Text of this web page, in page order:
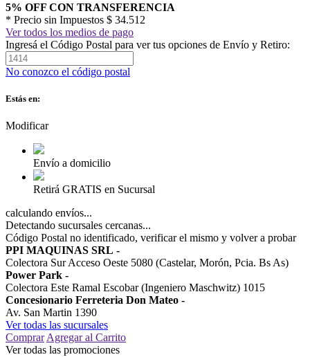
5% OFF CON TRANSFERENCIA
* Precio sin Impuestos $ 34.512
Ver todos los medios de pago
Ingresá el Código Postal para ver tus opciones de Envío y Retiro:
No conozco el código postal
Estás en:
Modificar
Envío a domicilio
Retirá GRATIS en Sucursal
calculando envíos...
Detectando sucursales cercanas...
Código Postal no identificado, verificar el mismo y volver a probar
PPI MAQUINAS SRL -
Colectora Sur Acceso Oeste 5080 (Castelar, Morón, Pcia. Bs As)
Power Park -
Colectora Este Ramal Escobar (Ingeniero Maschwitz) 1015
Concesionario Ferreteria Don Mateo -
Av. San Martin 1390
Ver todas las sucursales
Comprar Agregar al Carrito
Ver todas las promociones